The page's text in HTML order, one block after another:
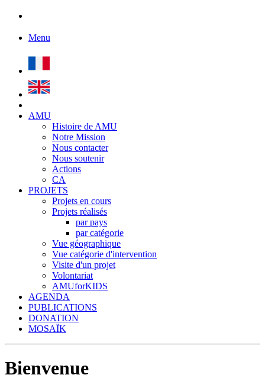
Menu
AMU
Histoire de AMU
Notre Mission
Nous contacter
Nous soutenir
Actions
CA
PROJETS
Projets en cours
Projets réalisés
par pays
par catégorie
Vue géographique
Vue catégorie d'intervention
Visite d'un projet
Volontariat
AMUforKIDS
AGENDA
PUBLICATIONS
DONATION
MOSAÏK
Bienvenue